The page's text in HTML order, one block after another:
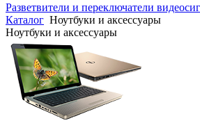
Разветвители и переключатели
Каталог Ноутбуки и аксессуары
Ноутбуки и аксессуары